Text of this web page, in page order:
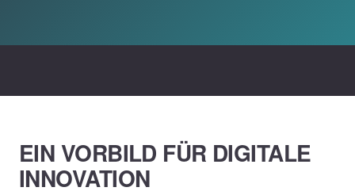
EIN VORBILD FÜR DIGITALE
INNOVATION